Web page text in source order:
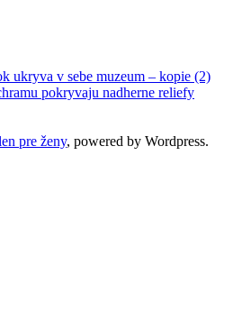
pre ženy, powered by Wordpress.